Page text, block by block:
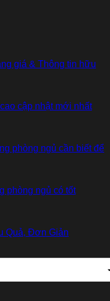
giá & Thông tin hữu
cập nhật mới nhất
phòng ngủ cần biết để
phòng ngủ có tốt
Quả, Đơn Giản